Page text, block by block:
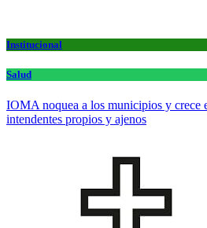
Institucional
Salud
IOMA noquea a los municipios y crece
intendentes propios y ajenos